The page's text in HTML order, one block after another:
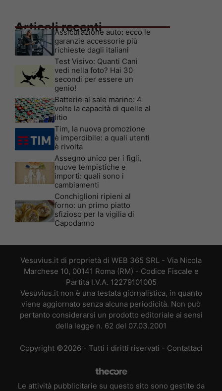
Articoli recenti
Assicurazione auto: ecco le
garanzie accessorie più
richieste dagli italiani
Test Visivo: Quanti Cani
vedi nella foto? Hai 30
secondi per essere un
genio!
Batterie al sale marino: 4
volte la capacità di quelle al
litio
Tim, la nuova promozione
è imperdibile: a quali utenti
è rivolta
Assegno unico per i figli,
nuove tempistiche e
importi: quali sono i
cambiamenti
Conchiglioni ripieni al
forno: un primo piatto
sfizioso per la vigilia di
Capodanno
Vesuvius.it di proprietà di WEB 365 SRL - Via Nicola
Marchese 10, 00141 Roma (RM) - Codice Fiscale e
Partita I.V.A. 12279101005
Vesuvius.it non è una testata giornalistica, in quanto
viene aggiornato senza alcuna periodicità. Non può
pertanto considerarsi un prodotto editoriale ai sensi
della legge n. 62 del 07.03.2001
Copyright ©2026 - Tutti i diritti riservati - Contattaci
Le attività pubblicitarie su questo sito sono gestite da